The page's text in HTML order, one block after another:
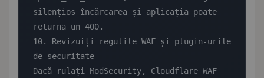
silențios încărcarea și aplicația poate
returna un 400.
10. Revizuiți regulile WAF și plugin-urile
de securitate
Dacă rulați ModSecurity, Cloudflare WAF